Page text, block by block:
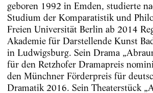
geboren 1992 in Emden, studierte
Studium der Komparatistik und
Freien Universität Berlin ab 2014
Akademie für Darstellende Kunst
in Ludwigsburg. Sein Drama
für den Retzhofer Dramapreis
den Münchner Förderpreis für
Dramatik 2016. Sein Theaterstück